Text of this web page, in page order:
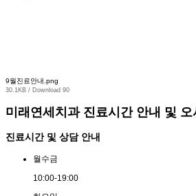
9월진료안내.png
30.1KB / Download 90
미래연세치과 진료시간 안내 및 오
진료시간 및 상담 안내
월 수금
10:00-19:00